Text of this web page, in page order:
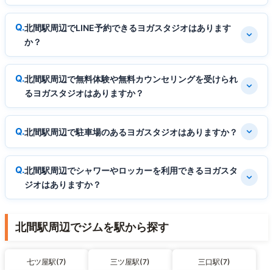
北間駅周辺でLINE予約できるヨガスタジオはあります
か？
北間駅周辺で無料体験や無料カウンセリングを受けられ
るヨガスタジオはありますか？
北間駅周辺で駐車場のあるヨガスタジオはありますか？
北間駅周辺でシャワーやロッカーを利用できるヨガスタ
ジオはありますか？
北間駅周辺でジムを駅から探す
七ツ屋駅(7) 三ツ屋駅(7) 三口駅(7)